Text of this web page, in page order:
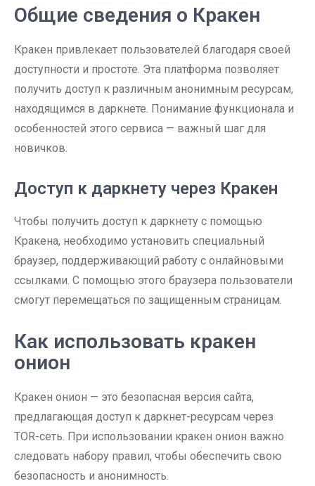
Общие сведения о Кракен
Кракен привлекает пользователей благодаря своей
доступности и простоте. Эта платформа позволяет
получить доступ к различным анонимным ресурсам,
находящимся в даркнете. Понимание функционала и
особенностей этого сервиса — важный шаг для
новичков.
Доступ к даркнету через Кракен
Чтобы получить доступ к даркнету с помощью
Кракена, необходимо установить специальный
браузер, поддерживающий работу с онлайновыми
ссылками. С помощью этого браузера пользователи
смогут перемещаться по защищенным страницам.
Как использовать кракен
онион
Кракен онион — это безопасная версия сайта,
предлагающая доступ к даркнет-ресурсам через
TOR-сеть. При использовании кракен онион важно
следовать набору правил, чтобы обеспечить свою
безопасность и анонимность.